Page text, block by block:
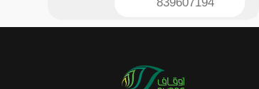
839607194